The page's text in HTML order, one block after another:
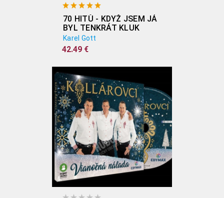
70 HITŮ - KDYŽ JSEM JÁ
BYL TENKRÁT KLUK
(3CD)
Karel Gott
42.49 €